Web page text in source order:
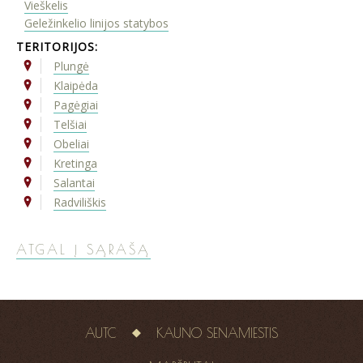
Vieškelis
Geležinkelio linijos statybos
TERITORIJOS:
Plungė
Klaipėda
Pagėgiai
Telšiai
Obeliai
Kretinga
Salantai
Radviliškis
ATGAL Į SĄRAŠĄ
AUTC KAUNO SENAMIESTIS